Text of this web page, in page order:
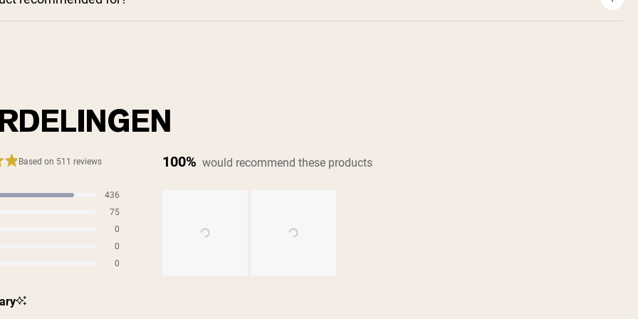
Based on 511 reviews
436
75
0
0
0
100% would recommend these products